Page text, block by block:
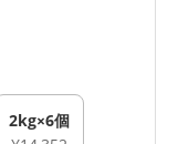
2kg×6個